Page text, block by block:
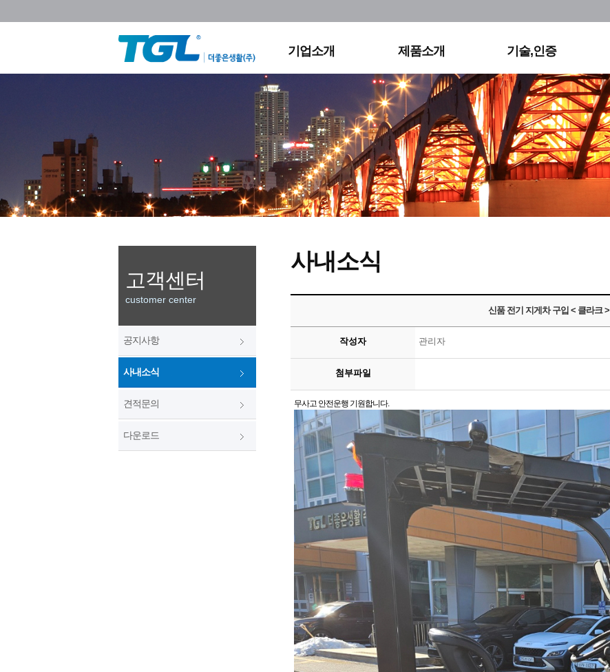
기업소개 제품소개 기술,인증
조직도
채용정보
영상조명
홈조명
특허
기타
고객센터
customer center
공지사항
사내소식
견적문의
다운로드
사내소식
신품 전기 지게차 구입 < 클라크 >
작성자 관리자
첨부파일
무사고 안전운행 기원합니다.